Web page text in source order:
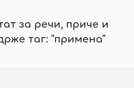
за речи, приче и
таг: "примена"